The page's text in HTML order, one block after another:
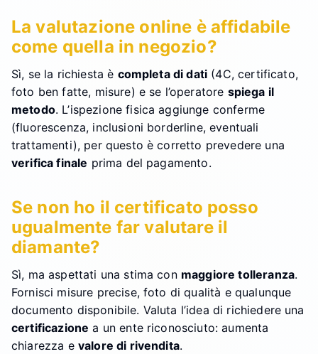
La valutazione online è affidabile
come quella in negozio?
Sì, se la richiesta è completa di dati (4C, certificato,
foto ben fatte, misure) e se l’operatore spiega il
metodo. L’ispezione fisica aggiunge conferme
(fluorescenza, inclusioni borderline, eventuali
trattamenti), per questo è corretto prevedere una
verifica finale prima del pagamento.
Se non ho il certificato posso
ugualmente far valutare il
diamante?
Sì, ma aspettati una stima con maggiore tolleranza.
Fornisci misure precise, foto di qualità e qualunque
documento disponibile. Valuta l’idea di richiedere una
certificazione a un ente riconosciuto: aumenta
chiarezza e valore di rivendita.